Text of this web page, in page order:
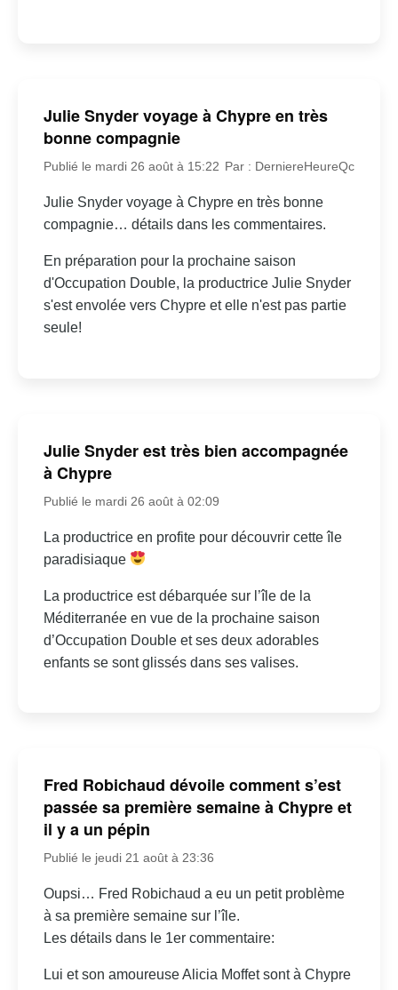
Julie Snyder voyage à Chypre en très
bonne compagnie
Publié le mardi 26 août à 15:22 Par : DerniereHeureQc
Julie Snyder voyage à Chypre en très bonne
compagnie… détails dans les commentaires.
En préparation pour la prochaine saison
d'Occupation Double, la productrice Julie Snyder
s'est envolée vers Chypre et elle n'est pas partie
seule!
Julie Snyder est très bien accompagnée
à Chypre
Publié le mardi 26 août à 02:09
La productrice en profite pour découvrir cette île
paradisiaque
La productrice est débarquée sur l’île de la
Méditerranée en vue de la prochaine saison
d’Occupation Double et ses deux adorables
enfants se sont glissés dans ses valises.
Fred Robichaud dévoile comment s’est
passée sa première semaine à Chypre et
il y a un pépin
Publié le jeudi 21 août à 23:36
Oupsi… Fred Robichaud a eu un petit problème
à sa première semaine sur l’île.
Les détails dans le 1er commentaire:
Lui et son amoureuse Alicia Moffet sont à Chypre